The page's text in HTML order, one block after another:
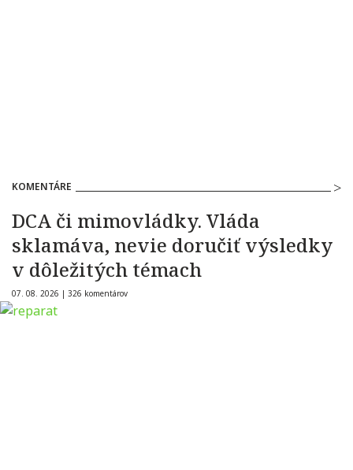
KOMENTÁRE
DCA či mimovládky. Vláda
sklamáva, nevie doručiť výsledky
v dôležitých témach
07. 08. 2026 | 326 komentárov